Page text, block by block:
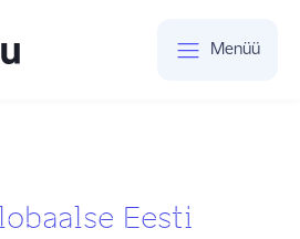
Menüü
Eesti